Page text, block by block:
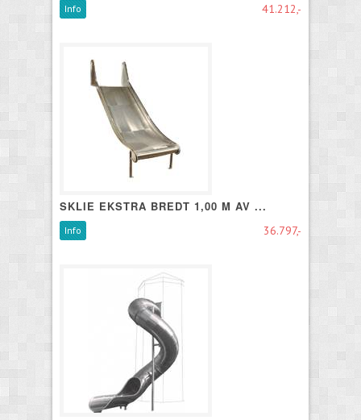
41.212,-
Info
SKLIE EKSTRA BREDT 1,00 M AV ...
36.797,-
Info